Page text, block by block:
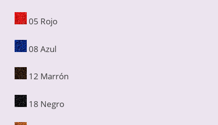
05 Rojo
08 Azul
12 Marrón
18 Negro